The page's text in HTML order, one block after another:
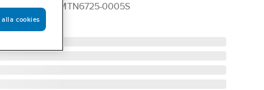
4K MAST MTN6725-0005S
alla cookies